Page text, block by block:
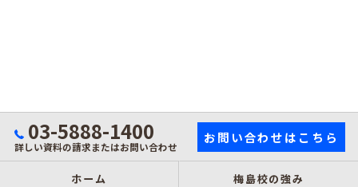
03-5888-1400
詳しい資料の請求またはお問い合わせ
お問い合わせはこちら
ホーム 梅島校の強み